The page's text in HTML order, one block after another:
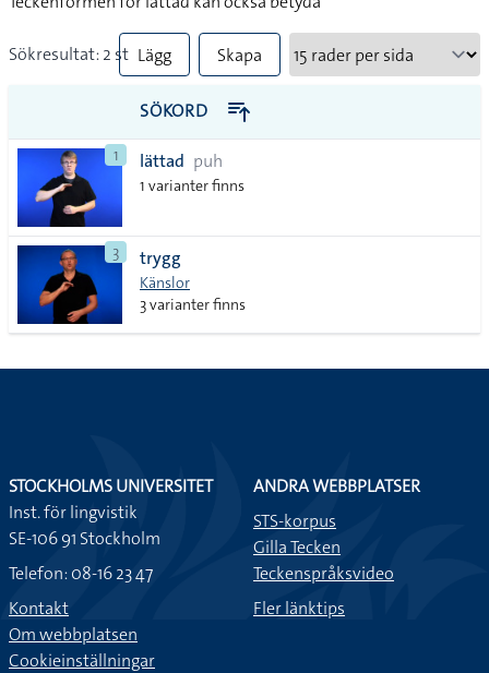
Sökresultat: 2 st Lägg
till
alla i
lista
Skapa
PDF
SÖKORD
1 lättad puh
1 varianter finns
3 trygg
Känslor
3 varianter finns
STOCKHOLMS UNIVERSITET
Inst. för lingvistik
SE-106 91 Stockholm
Telefon: 08-16 23 47
Kontakt
Om webbplatsen
Cookieinställningar
ANDRA WEBBPLATSER
STS-korpus
Gilla Tecken
Teckenspråksvideo
Fler länktips